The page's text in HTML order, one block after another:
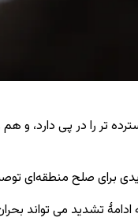
‌تر را در پی دارد، و
برای صلح منطقه‌ای
تشدید می ‌تواند بحران